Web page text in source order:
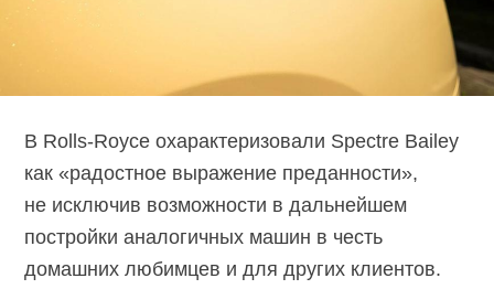
В Rolls-Royce охарактеризовали Spectre Bailey
как «радостное выражение преданности»,
не исключив возможности в дальнейшем
постройки аналогичных машин в честь
домашних любимцев и для других клиентов.